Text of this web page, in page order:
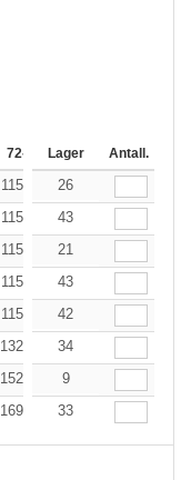
72-143 144-287
Lager Antall.
115.29 106.48
26
115.29 106.48
43
115.29 106.48
21
115.29 106.48
43
115.29 106.48
42
132.91 122.76
34
152.76
9
169.03 160.56
33